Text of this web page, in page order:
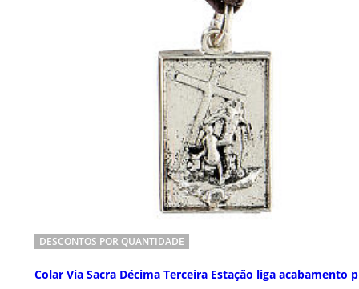
DESCONTOS POR QUANTIDADE
Colar Via Sacra Décima Terceira Estação liga acabamento